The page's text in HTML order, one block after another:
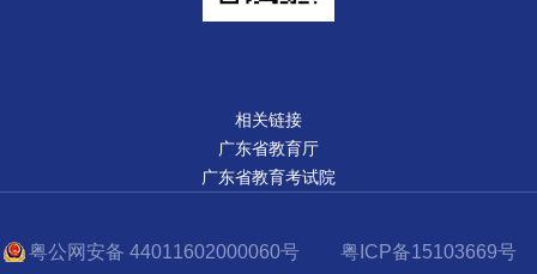
相关链接
广东省教育厅
广东省教育考试院
粤公网安备 44011602000060号 粤ICP备15103669号